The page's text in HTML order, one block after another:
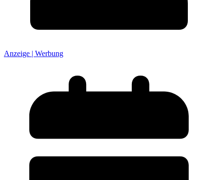
Anzeige | Werbung